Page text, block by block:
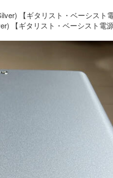
【ギタリスト・ベーシスト電